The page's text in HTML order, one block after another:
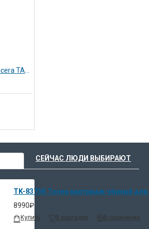
СЕЙЧАС ЛЮДИ ВЫБИРАЮТ
TK-8375K Тонер картридж чёрный для
8990₽
Купить В закладки В сравнение